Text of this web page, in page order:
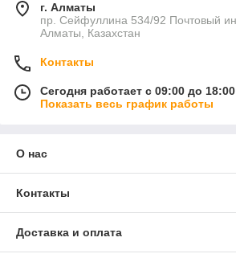
г. Алматы
пр. Сейфуллина 534/92 Почтовый
Алматы, Казахстан
Контакты
Сегодня работает с 09:00 до 18:00
Показать весь график работы
О нас
Контакты
Доставка и оплата